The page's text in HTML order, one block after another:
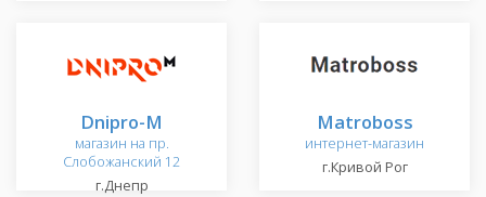
Dnipro-M
магазин на пр.
Слобожанский 12
г.Днепр
Matroboss
интернет-магазин
г.Кривой Рог